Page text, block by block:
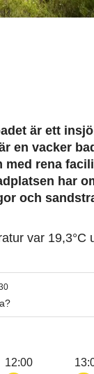
är ett
en vacker
rena
har
och
var 19,3°C
12:00